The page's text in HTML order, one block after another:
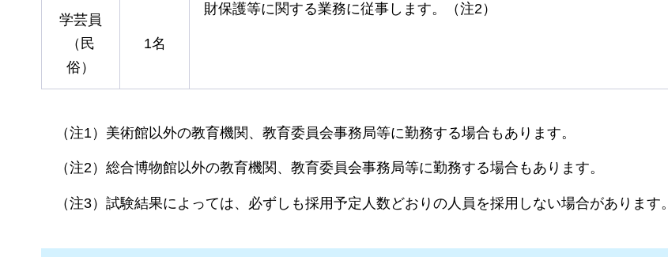
財保護等に関する業務に従事します。（注2）
学芸員
（民
俗）
1名
（注1）美術館以外の教育機関、教育委員会事務局等に勤務する場合もあります。
（注2）総合博物館以外の教育機関、教育委員会事務局等に勤務する場合もあります。
（注3）試験結果によっては、必ずしも採用予定人数どおりの人員を採用しない場合があります。